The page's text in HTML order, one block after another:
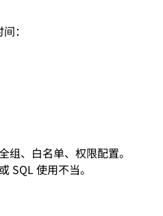
：
组、白名单、权限配置。
SQL 使用不当。